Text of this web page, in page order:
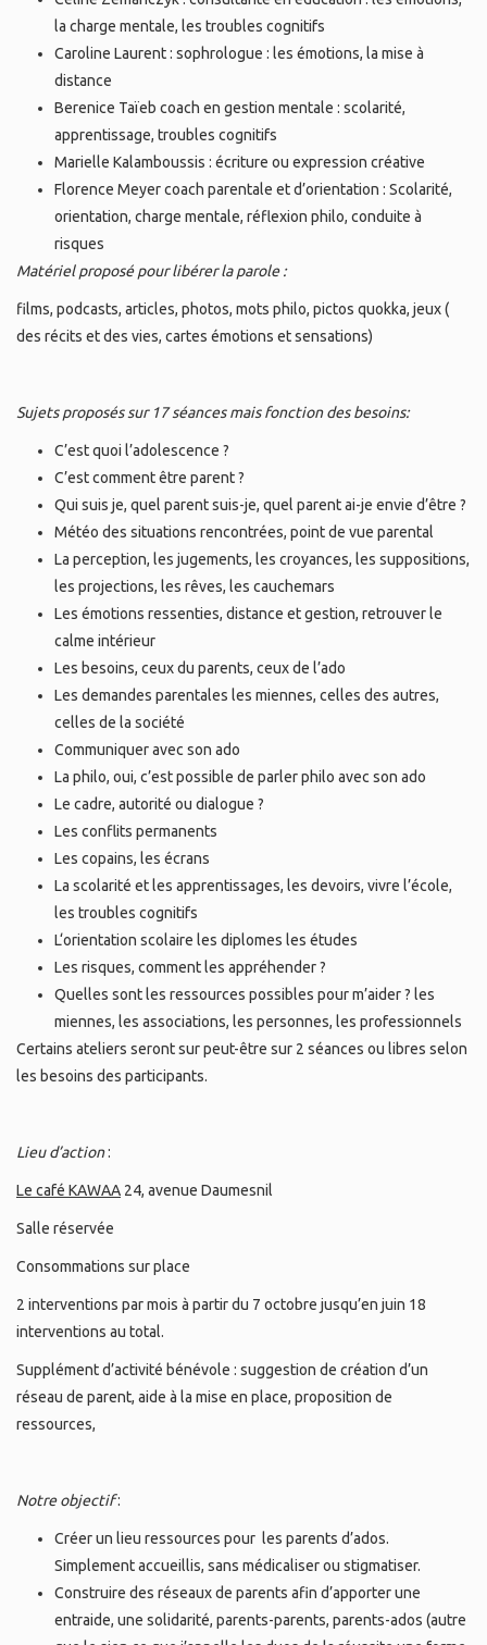
la charge mentale, les troubles cognitifs
Caroline Laurent : sophrologue : les émotions, la mise à
distance
Berenice Taïeb coach en gestion mentale : scolarité,
apprentissage, troubles cognitifs
Marielle Kalamboussis : écriture ou expression créative
Florence Meyer coach parentale et d’orientation : Scolarité,
orientation, charge mentale, réflexion philo, conduite à
risques
Matériel proposé pour libérer la parole :
films, podcasts, articles, photos, mots philo, pictos quokka, jeux (
des récits et des vies, cartes émotions et sensations)
Sujets proposés sur 17 séances mais fonction des besoins:
C’est quoi l’adolescence ?
C’est comment être parent ?
Qui suis je, quel parent suis-je, quel parent ai-je envie d’être ?
Météo des situations rencontrées, point de vue parental
La perception, les jugements, les croyances, les suppositions,
les projections, les rêves, les cauchemars
Les émotions ressenties, distance et gestion, retrouver le
calme intérieur
Les besoins, ceux du parents, ceux de l’ado
Les demandes parentales les miennes, celles des autres,
celles de la société
Communiquer avec son ado
La philo, oui, c’est possible de parler philo avec son ado
Le cadre, autorité ou dialogue ?
Les conflits permanents
Les copains, les écrans
La scolarité et les apprentissages, les devoirs, vivre l’école,
les troubles cognitifs
L‘orientation scolaire les diplomes les études
Les risques, commentles appréhender ?
Quelles sont les ressources possibles pour m’aider ? les
miennes, les associations, les personnes, les professionnels
Certains ateliers seront sur peut-être sur 2 séances ou libres selon
les besoins des participants.
Lieu d’action:
Le café KAWAA 24, avenue Daumesnil
Salle réservée
Consommations sur place
2 interventions par mois à partir du 7 octobre jusqu’en juin 18
interventions au total.
Supplément d’activité bénévole : suggestion de création d’un
réseau de parent, aide à la mise en place, proposition de
ressources,
Notre objectif:
Créer un lieu ressources pour les parents d’ados.
Simplement accueillis, sans médicaliser ou stigmatiser.
Construire des réseaux de parents afin d’apporter une
entraide, une solidarité, parents-parents, parents-ados (autre